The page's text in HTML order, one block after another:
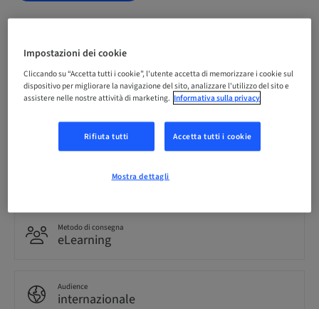
Stato
prenotabile
Inglese
Metodo di consegna
eLearning
Audience
internazionale
Impostazioni dei cookie
Cliccando su “Accetta tutti i cookie”, l'utente accetta di memorizzare i cookie sul
dispositivo per migliorare la navigazione del sito, analizzare l'utilizzo del sito e
assistere nelle nostre attività di marketing. Informativa sulla privacy
Rifiuta tutti Accetta tutti i cookie
Mostra dettagli